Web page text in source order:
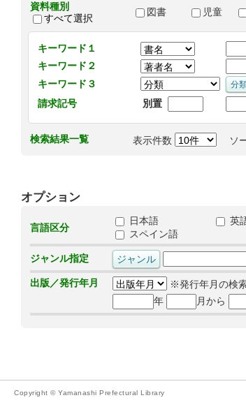
資料種別
すべて選択
図書 児童
キーワード１
キーワード２
キーワード３
請求記号
別置
検索結果一覧 表示件数 ソ
オプション
言語区分
日本語 英
スペイン語
ジャンル指定
出版／発行年月
※発行年月の検
年
月から
Copyright © Yamanashi Prefectural Library